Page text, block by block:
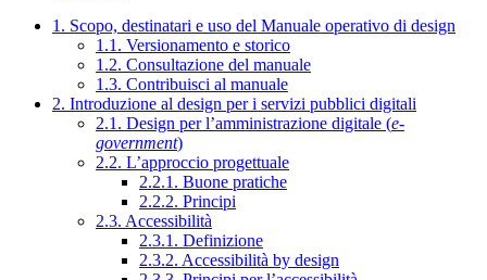
1. Scopo, destinatari e uso del Manuale operativo di design
1.1. Versionamento e storico
1.2. Consultazione del manuale
1.3. Contribuisci al manuale
2. Introduzione al design per i servizi pubblici digitali
2.1. Design per l’amministrazione digitale (e-
government)
2.2. L’approccio progettuale
2.2.1. Buone pratiche
2.2.2. Principi
2.3. Accessibilità
2.3.1. Definizione
2.3.2. Accessibilità by design